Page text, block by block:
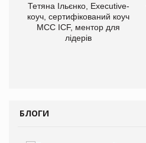
Тетяна Ільєнко, Executive-
коуч, сертифікований коуч
МСС ICF, ментор для
лідерів
БЛОГИ